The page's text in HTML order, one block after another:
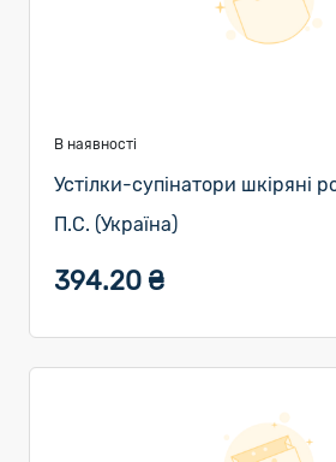
В наявності
Устілки-супінатори шкіряні
П.С. (Україна)
394.20 ₴